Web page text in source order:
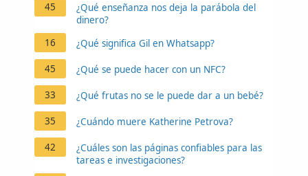
45
¿Qué enseñanza nos deja la parábola del
dinero?
16
¿Qué significa Gil en Whatsapp?
45 ¿Qué se puede hacer con un NFC?
33 ¿Qué frutas no se le puede dar a un bebé?
35 ¿Cuándo muere Katherine Petrova?
42
¿Cuáles son las páginas confiables para las
tareas e investigaciones?